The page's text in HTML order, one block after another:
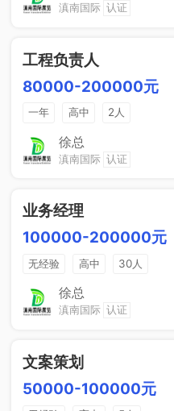
滇南国际 认证
工程负责人
80000-200000元
一年 高中 2人
徐总
滇南国际 认证
业务经理
100000-200000元
无经验 高中 30人
徐总
滇南国际 认证
文案策划
50000-100000元